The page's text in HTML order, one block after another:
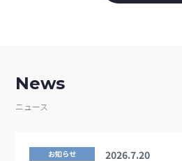
News
ニュース
お知らせ
2026.7.20